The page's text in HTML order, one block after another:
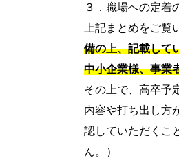
３．職場への定着
上記まとめをご覧
備の上、記載して
中小企業様、事業
その上で、高卒予
内容や打ち出し方
認していただくこ
ん。）